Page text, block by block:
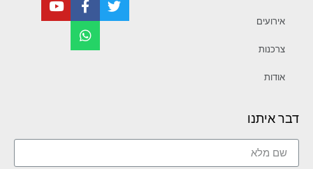
אירועים
צרכנות
אודות
דבר איתנו